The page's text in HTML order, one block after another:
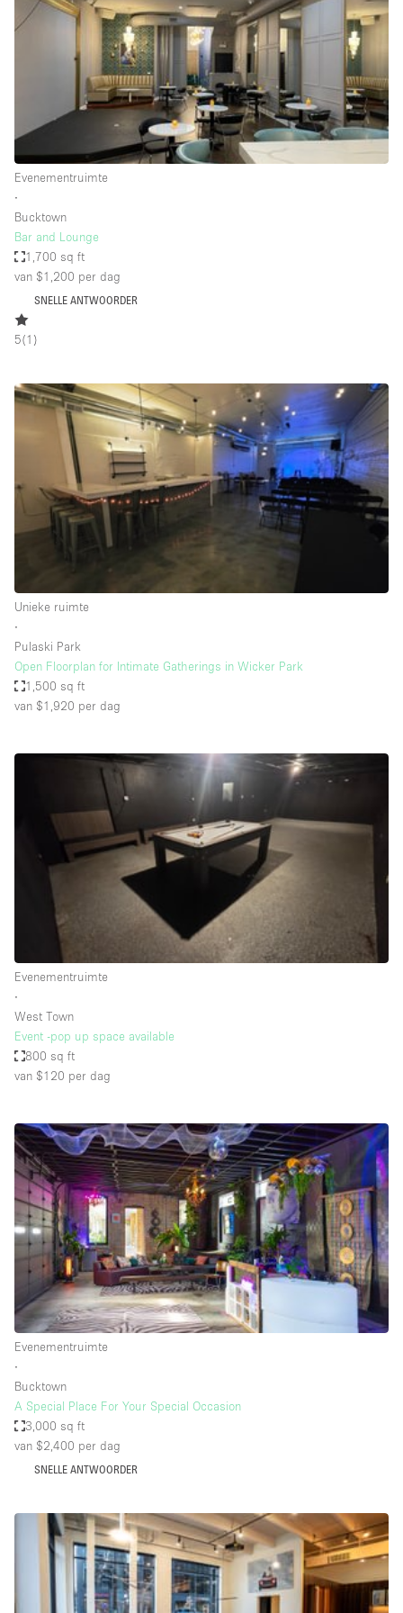
Creatieve ruimte
Dak
Evenementruimte
Foto / Filmstudio
Galerie
Hal
Kantoorruimte
Kraampje / Kiosk / Stalletje
Kraampje / Marktkraam
Ontvangsthal
Overige
Restaurant / Bar / Café
Salon
Unieke ruimte
Vergaderruimte
Winkel delen
Winkelruimte in winkelcentrum
Kenmerken ruimte
Airconditioning
Animals Friendly
Audio- en videoapparatuur
Auto display
Begane grond
Beveiligingssysteem
Daglicht
Dakterras
Elektriciteit
Etalage
Grote entree
Haussmann-stijl
Industrieel
Internet
Kantoorbenodigdheden
Keuken
Leefruimte
Lift
Meerdere kamers
Paskamers
Privé-parkeerplaats
RAW
Evenementruimte
∙
Bucktown
Bar and Lounge
1,700 sq ft
van $1,200 per dag
SNELLE ANTWOORDER
5(1 )
Unieke ruimte
∙
Pulaski Park
Open Floorplan for Intimate Gatherings in Wicker Park
1,500 sq ft
van $1,920 per dag
Evenementruimte
∙
West Town
Event -pop up space available
800 sq ft
van $120 per dag
Evenementruimte
∙
Bucktown
A Special Place For Your Special Occasion
3,000 sq ft
van $2,400 per dag
SNELLE ANTWOORDER